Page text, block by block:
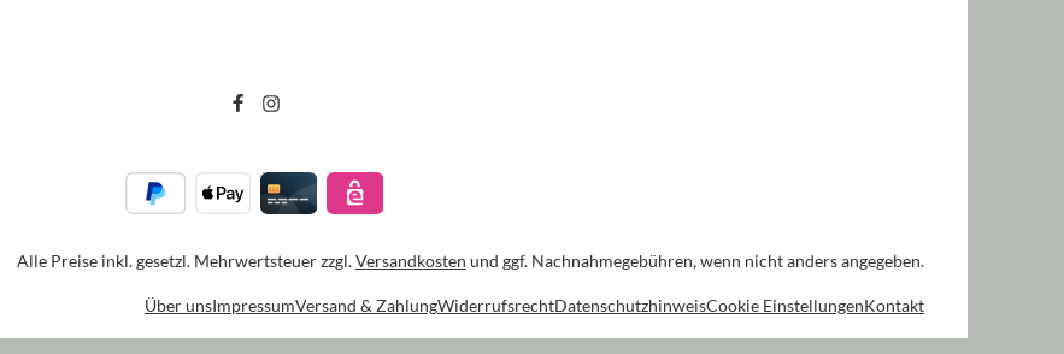
Alle Preise inkl. gesetzl. Mehrwertsteuer zzgl.Versandkosten und ggf. Nachnahmegebühren, wenn nicht anders angegeben.
Über unsImpressumVersand & ZahlungWiderrufsrechtDatenschutzhinweisCookie EinstellungenKontakt